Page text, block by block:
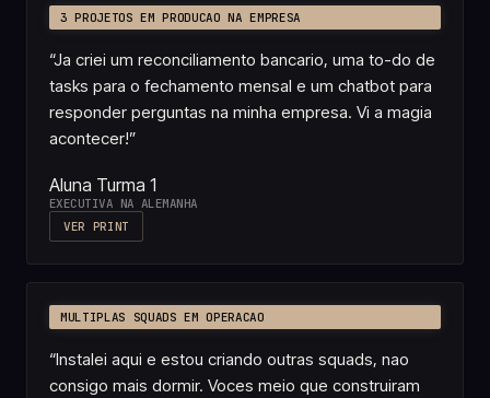
3 PROJETOS EM PRODUCAO NA EMPRESA
“Ja criei um reconciliamento bancario, uma to-do de
tasks para o fechamento mensal e um chatbot para
responder perguntas na minha empresa. Vi a magia
acontecer!”
Aluna Turma 1
EXECUTIVA NA ALEMANHA
VER PRINT
MULTIPLAS SQUADS EM OPERACAO
“Instalei aqui e estou criando outras squads, nao
consigo mais dormir. Voces meio que construiram